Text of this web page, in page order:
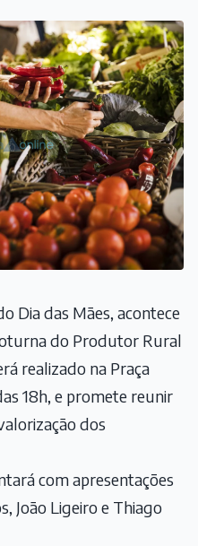
Dia das Mães, acontece
do Produtor Rural
realizado na Praça
18h, e promete reunir
dos
com apresentações
João Ligeiro e Thiago